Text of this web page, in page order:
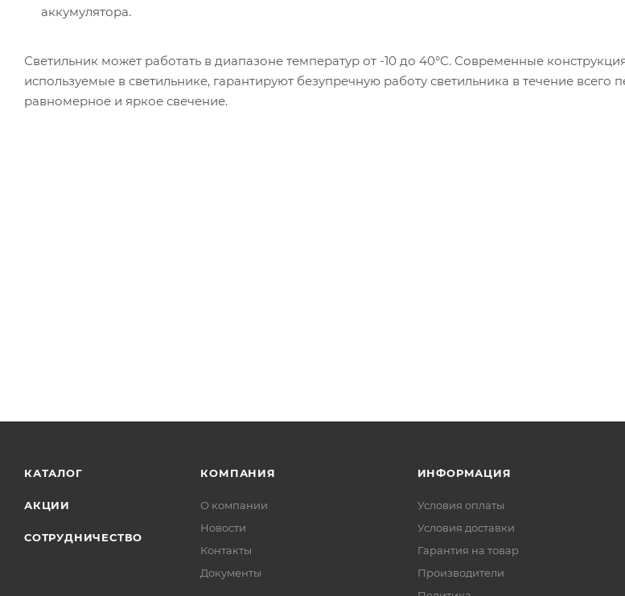
аккумулятора.
Светильник может работать в диапазоне температур от -10 до 40°С. Современные
используемые в светильнике, гарантируют безупречную работу светильника в течение всего
равномерное и яркое свечение.
КАТАЛОГ
АКЦИИ
СОТРУДНИЧЕСТВО
КОМПАНИЯ
О компании
Новости
Контакты
Документы
ИНФОРМАЦИЯ
Условия оплаты
Условия доставки
Гарантия на товар
Производители